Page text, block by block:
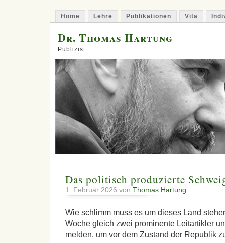
Home Lehre Publikationen Vita
Dr. Thomas Hartung
Publizist
Das politisch produzierte
1. Februar 2026 von Thomas Hartung
Wie schlimm muss es um dieses Land
Woche gleich zwei prominente Leitartikler
melden, um vor dem Zustand der Republik